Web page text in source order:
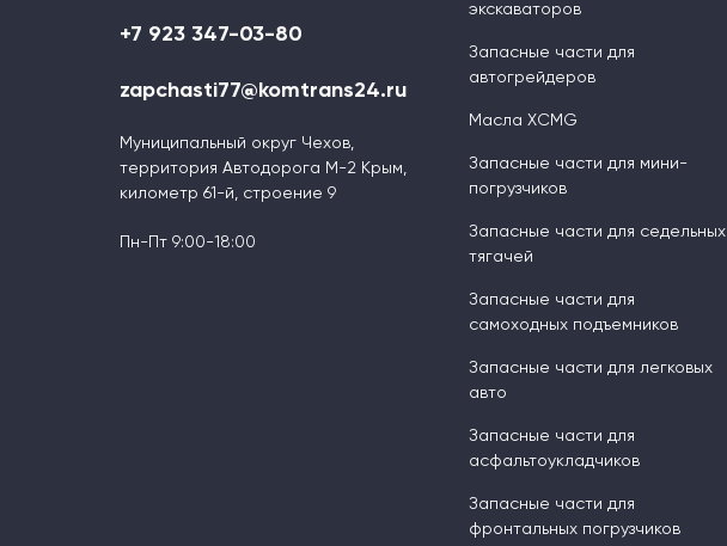
+7 923 347-03-80
zapchasti77@komtrans24.ru
Муниципальный округ Чехов,
территория Автодорога М-2 Крым,
километр 61-й, строение 9
Пн-Пт 9:00-18:00
экскаваторов
Запасные части для
автогрейдеров
Масла XCMG
Запасные части для мини-
погрузчиков
Запасные части для седельных
тягачей
Запасные части для
самоходных подъемников
Запасные части для легковых
авто
Запасные части для
асфальтоукладчиков
Запасные части для
фронтальных погрузчиков